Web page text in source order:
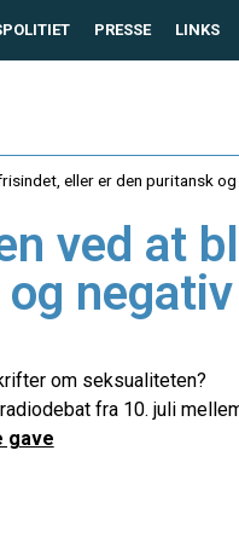
PRESSE LINKS
eller er den puritansk
ved at
om seksualiteten?
fra 10. juli
gave